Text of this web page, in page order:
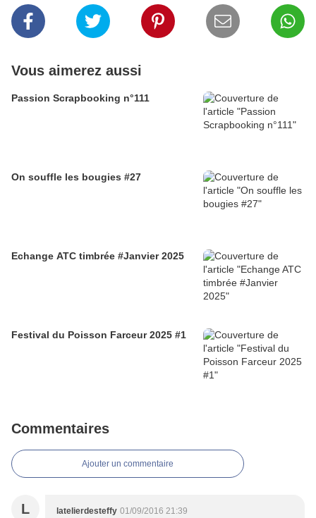
Vous aimerez aussi
Passion Scrapbooking n°111
On souffle les bougies #27
Echange ATC timbrée #Janvier 2025
Festival du Poisson Farceur 2025 #1
Commentaires
Ajouter un commentaire
L latelierdesteffy 01/09/2016 21:39